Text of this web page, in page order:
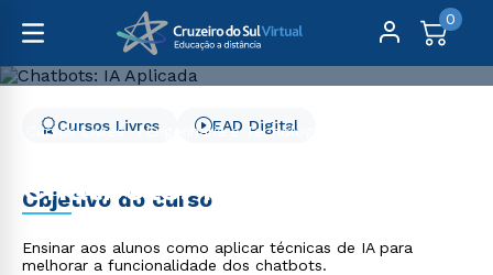
0
Cursos Livres
Engenharia e Tecnologia
Chatbots: IA Aplicada
Cursos Livres EAD Digital
Objetivo do curso
Ensinar aos alunos como aplicar técnicas de IA para
melhorar a funcionalidade dos chatbots.